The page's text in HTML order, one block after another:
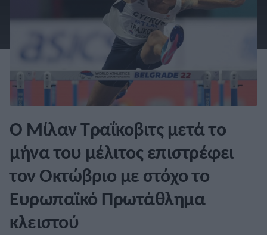
Ο Μίλαν Τραΐκοβιτς μετά το
μήνα του μέλιτος επιστρέφει
τον Οκτώβριο με στόχο το
Ευρωπαϊκό Πρωτάθλημα
κλειστού